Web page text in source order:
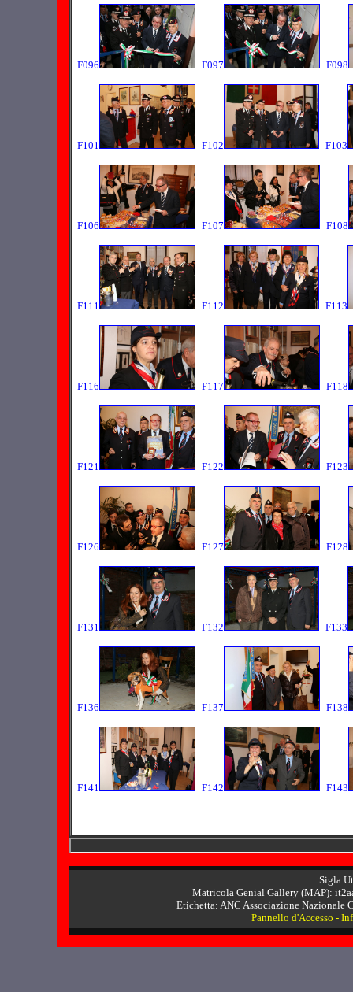
F096 F097 F098
F101 F102 F103
F106 F107 F108
F111 F112 F113
F116 F117 F118
F121 F122 F123
F126 F127 F128
F131 F132 F133
F136 F137 F138
F141 F142 F143
Sigla
Matricola Genial Gallery (MAP):
Etichetta: ANC Associazione Nazionale
Pannello d'Accesso -